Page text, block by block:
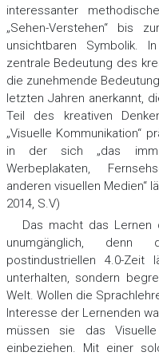
interessanter
„Sehen-Verstehen“ bis
unsichtbaren Symbolik.
zentrale Bedeutung des
die zunehmende
letzten Jahren anerkannt,
Teil des kreativen
„Visuelle Kommunikation“
in der sich „das
Werbeplakaten,
anderen visuellen Medien“
2014, S.V)
Das macht das Lernen
unumgänglich,
postindustriellen 4.0-
unterhalten, sondern
Welt. Wollen die
Interesse der Lernenden
müssen sie das
einbeziehen. Mit einer